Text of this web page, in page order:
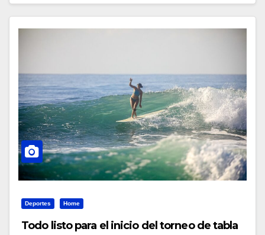
Deportes Home
Todo listo para el inicio del torneo de tabla